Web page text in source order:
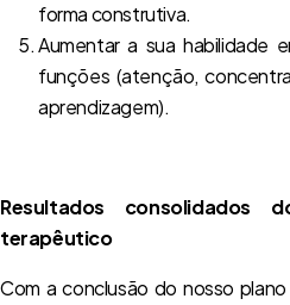
forma construtiva.
Aumentar a sua habilidade
funções (atenção,
aprendizagem).
Resultados consolidados
terapêutico
Com a conclusão do nosso